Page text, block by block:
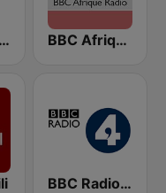
BBC Radio 4 Extra BBC Afrique
BBC Radio 4